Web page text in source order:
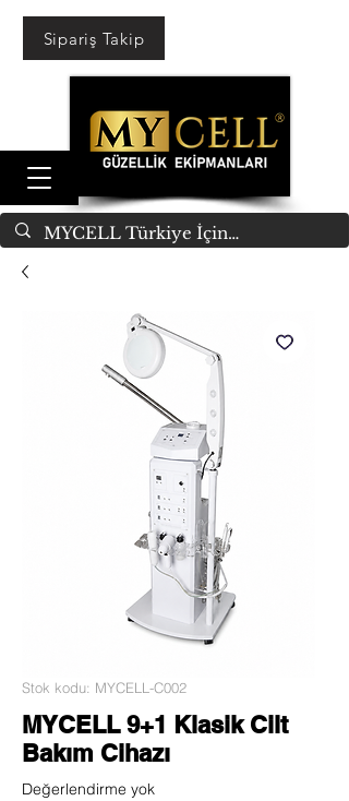
Sipariş Takip
Stok kodu: MYCELL-C002
MYCELL 9+1 Klasik Cilt
Bakım Cihazı
Değerlendirme yok